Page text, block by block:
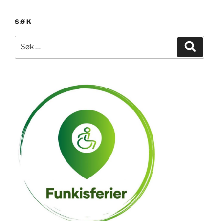
SØK
etter: